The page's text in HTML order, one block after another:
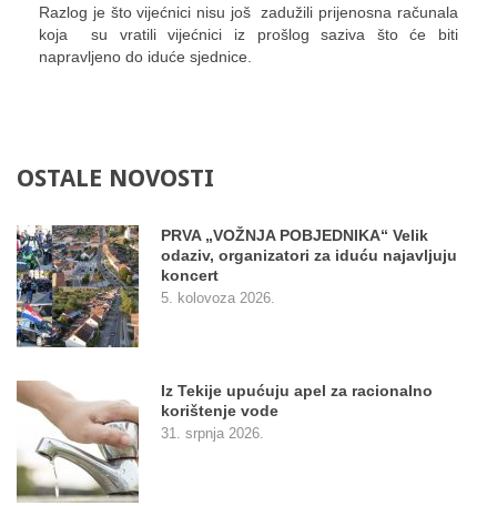
Razlog je što vijećnici nisu još zadužili prijenosna računala
koja su vratili vijećnici iz prošlog saziva što će biti
napravljeno do iduće sjednice.
OSTALE NOVOSTI
PRVA „VOŽNJA POBJEDNIKA“ Velik
odaziv, organizatori za iduću najavljuju
koncert
5. kolovoza 2026.
Iz Tekije upućuju apel za racionalno
korištenje vode
31. srpnja 2026.